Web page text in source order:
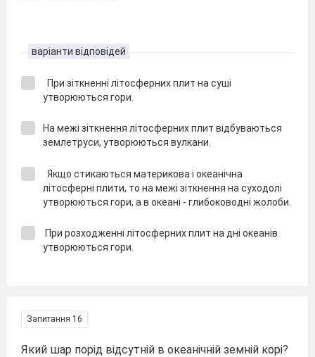
варіанти відповідей
При зіткненні літосферних плит на суші
утворюються гори.
На межі зіткнення літосферних плит відбуваються
землетруси, утворюються вулкани.
Якщо стикаються материкова і океанічна
літосферні плити, то на межі зіткнення на суходолі
утворюються гори, а в океані - глибоководні жолоби.
При розходженні літосферних плит на дні океанів
утворюються гори.
Запитання 16
Який шар порід відсутній в океанічній земній корі?